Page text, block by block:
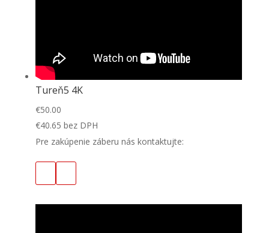
Tureň5 4K
€50.00
€40.65 bez DPH
Pre zakúpenie záberu nás kontaktujte: